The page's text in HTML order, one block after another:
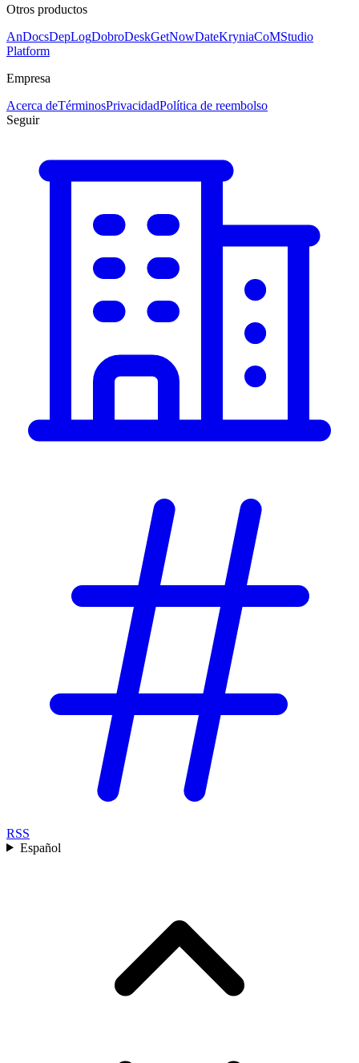
Otros productos
AnDocsDepLogDobroDeskGetNowDateKryniaCoMStudio
Platform
Empresa
Acerca deTérminosPrivacidadPolítica de reembolso
Seguir
RSS
Español